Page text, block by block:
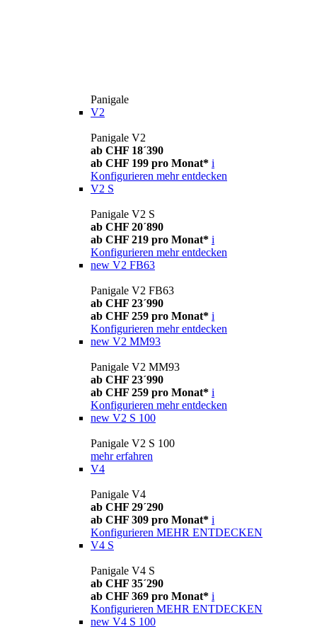
Panigale
V2
Panigale V2
ab CHF 18´390
ab CHF 199 pro Monat* i
Konfigurieren mehr entdecken
V2 S
Panigale V2 S
ab CHF 20´890
ab CHF 219 pro Monat* i
Konfigurieren mehr entdecken
new V2 FB63
Panigale V2 FB63
ab CHF 23´990
ab CHF 259 pro Monat* i
Konfigurieren mehr entdecken
new V2 MM93
Panigale V2 MM93
ab CHF 23´990
ab CHF 259 pro Monat* i
Konfigurieren mehr entdecken
new V2 S 100
Panigale V2 S 100
mehr erfahren
V4
Panigale V4
ab CHF 29´290
ab CHF 309 pro Monat* i
Konfigurieren MEHR ENTDECKEN
V4 S
Panigale V4 S
ab CHF 35´290
ab CHF 369 pro Monat* i
Konfigurieren MEHR ENTDECKEN
new V4 S 100